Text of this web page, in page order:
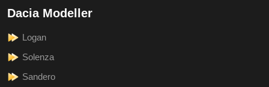
Dacia Modeller
Logan
Solenza
Sandero